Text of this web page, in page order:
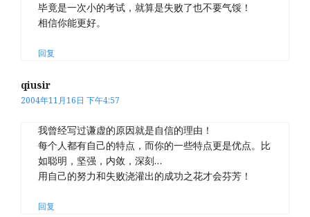
毕竟是一次小的考试，就算是失败了也不要气馁！
相信你能更好。
回复
qiusir
2004年11月16日 下午4:57
我曾经写过谦虚的原因就是自信的理由！
每个人都有自己的特点，而你的一些特点更是优点。比
如聪明，坚强，内敛，深刻…
用自己的努力和失败浇灌出的成功之花才会芬芳！
回复